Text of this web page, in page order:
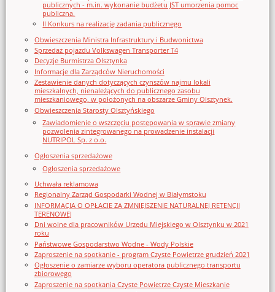
publicznych - m.in. wykonanie budżetu JST umorzenia pomoc
publiczna.
II Konkurs na realizację zadania publicznego
Obwieszczenia Ministra Infrastruktury i Budwonictwa
Sprzedaż pojazdu Volkswagen Transporter T4
Decyzje Burmistrza Olsztynka
Informacje dla Zarządców Nieruchomości
Zestawienie danych dotyczących czynszów najmu lokali
mieszkalnych, nienależących do publicznego zasobu
mieszkaniowego, w położonych na obszarze Gminy Olsztynek.
Obwieszczenia Starosty Olsztyńskiego
Zawiadomienie o wszczęciu postępowania w sprawie zmiany
pozwolenia zintegrowanego na prowadzenie instalacji
NUTRIPOL Sp. z o.o.
Ogłoszenia sprzedażowe
Ogłoszenia sprzedażowe
Uchwała reklamowa
Regionalny Zarząd Gospodarki Wodnej w Białymstoku
INFORMACJA O OPŁACIE ZA ZMNIEJSZENIE NATURALNEJ RETENCJI
TERENOWEJ
Dni wolne dla pracowników Urzędu Miejskiego w Olsztynku w 2021
roku
Państwowe Gospodarstwo Wodne - Wody Polskie
Zaproszenie na spotkanie - program Czyste Powietrze grudzień 2021
Ogłoszenie o zamiarze wyboru operatora publicznego transportu
zbiorowego
Zaproszenie na spotkania Czyste Powietrze Czyste Mieszkanie